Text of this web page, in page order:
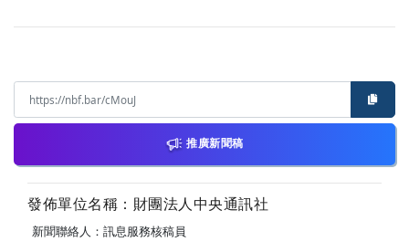
推廣新聞稿
發佈單位名稱：財團法人中央通訊社
新聞聯絡人：訊息服務核稿員